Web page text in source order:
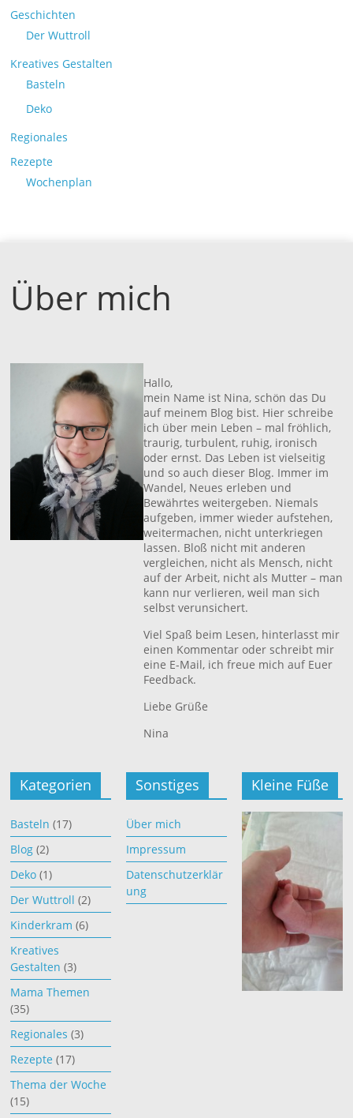
Geschichten
Der Wuttroll
Kreatives Gestalten
Basteln
Deko
Regionales
Rezepte
Wochenplan
Über mich
Hallo,
mein Name ist Nina, schön das Du
auf meinem Blog bist. Hier schreibe
ich über mein Leben – mal fröhlich,
traurig, turbulent, ruhig, ironisch
oder ernst. Das Leben ist vielseitig
und so auch dieser Blog. Immer im
Wandel, Neues erleben und
Bewährtes weitergeben. Niemals
aufgeben, immer wieder aufstehen,
weitermachen, nicht unterkriegen
lassen. Bloß nicht mit anderen
vergleichen, nicht als Mensch, nicht
auf der Arbeit, nicht als Mutter – man
kann nur verlieren, weil man sich
selbst verunsichert.
Viel Spaß beim Lesen, hinterlasst mir
einen Kommentar oder schreibt mir
eine E-Mail, ich freue mich auf Euer
Feedback.
Liebe Grüße
Nina
Kategorien
Basteln (17)
Blog (2)
Deko (1)
Der Wuttroll (2)
Kinderkram (6)
Kreatives
Gestalten (3)
Mama Themen
(35)
Regionales (3)
Rezepte (17)
Thema der Woche
(15)
Sonstiges
Über mich
Impressum
Datenschutzerklär
ung
Kleine Füße